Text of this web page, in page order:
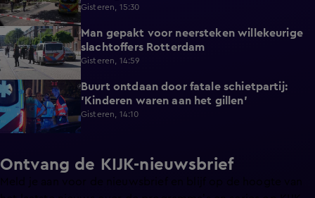
Gisteren, 15:30
0:27
Man gepakt voor neersteken willekeurige
slachtoffers Rotterdam
Gisteren, 14:59
0:59
Buurt ontdaan door fatale schietpartij:
'Kinderen waren aan het gillen'
Gisteren, 14:10
Ontvang de KIJK-nieuwsbrief